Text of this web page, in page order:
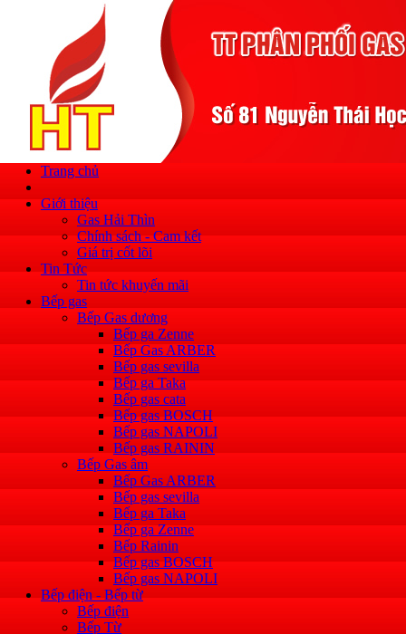
Trang chủ
Giới thiệu
Gas Hải Thìn
Chính sách - Cam kết
Giá trị cốt lõi
Tin Tức
Tin tức khuyến mãi
Bếp gas
Bếp Gas dương
Bếp ga Zenne
Bếp Gas ARBER
Bếp gas sevilla
Bếp ga Taka
Bếp gas cata
Bếp gas BOSCH
Bếp gas NAPOLI
Bếp gas RAININ
Bếp Gas âm
Bếp Gas ARBER
Bếp gas sevilla
Bếp ga Taka
Bếp ga Zenne
Bếp Rainin
Bếp gas BOSCH
Bếp gas NAPOLI
Bếp điện - Bếp từ
Bếp điện
Bếp Từ